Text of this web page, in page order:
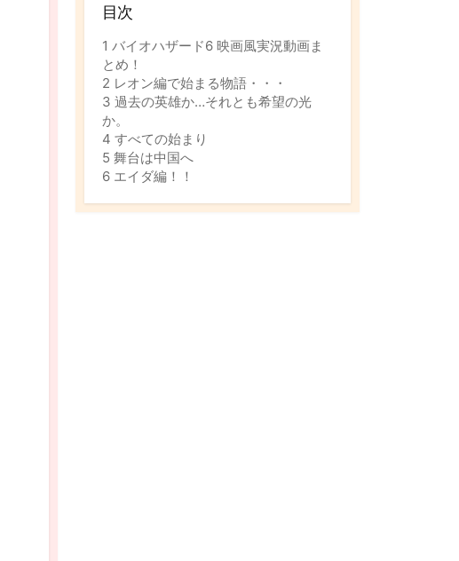
目次
1 バイオハザード6 映画風実況動画ま
とめ！
2 レオン編で始まる物語・・・
3 過去の英雄か…それとも希望の光
か。
4 すべての始まり
5 舞台は中国へ
6 エイダ編！！